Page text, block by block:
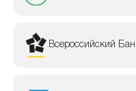
Всероссийский